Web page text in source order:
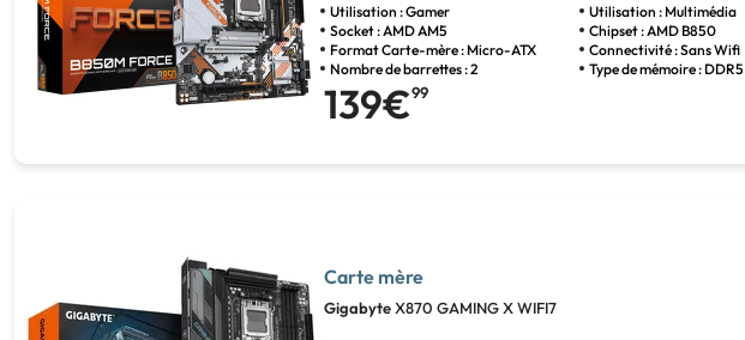
Utilisation : Gamer
Utilisation : Multimédia
Socket : AMD AM5
Chipset : AMD B850
Format Carte-mère : Micro-ATX
Connectivité : Sans Wifi
Nombre de barrettes : 2
Type de mémoire : DDR5
139€99
Carte mère
GigabyteX870 GAMING X WIFI7